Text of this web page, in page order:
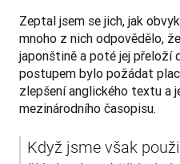
Zeptal jsem se jich, jak
mnoho z nich odpovědělo,
japonštině a poté jej přeloží
postupem bylo požádat
zlepšení anglického textu a
mezinárodního časopisu.
Když jsme však